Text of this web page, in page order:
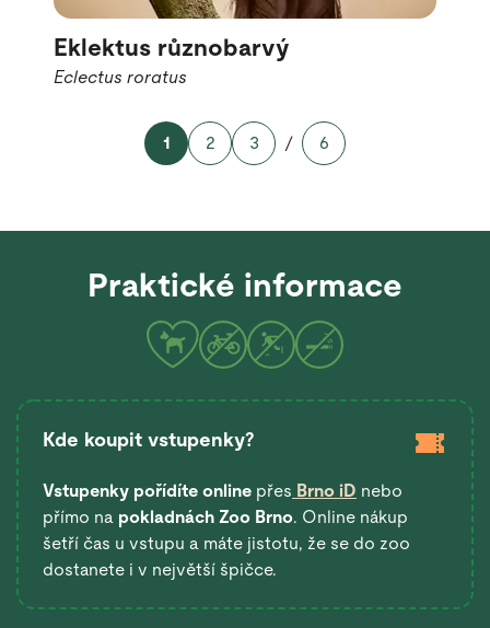
Eklektus různobarvý
Eclectus roratus
1 2 3 / 6
Praktické informace
Kde koupit vstupenky?
Vstupenky pořídíte online přes Brno iD nebo
přímo na pokladnách Zoo Brno. Online nákup
šetří čas u vstupu a máte jistotu, že se do zoo
dostanete i v největší špičce.